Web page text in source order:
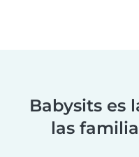
Babysits es
las